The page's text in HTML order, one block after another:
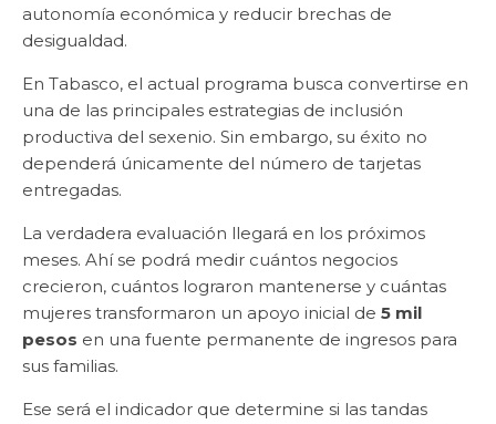
autonomía económica y reducir brechas de
desigualdad.
En Tabasco, el actual programa busca convertirse en
una de las principales estrategias de inclusión
productiva del sexenio. Sin embargo, su éxito no
dependerá únicamente del número de tarjetas
entregadas.
La verdadera evaluación llegará en los próximos
meses. Ahí se podrá medir cuántos negocios
crecieron, cuántos lograron mantenerse y cuántas
mujeres transformaron un apoyo inicial de 5 mil
pesos en una fuente permanente de ingresos para
sus familias.
Ese será el indicador que determine si las tandas